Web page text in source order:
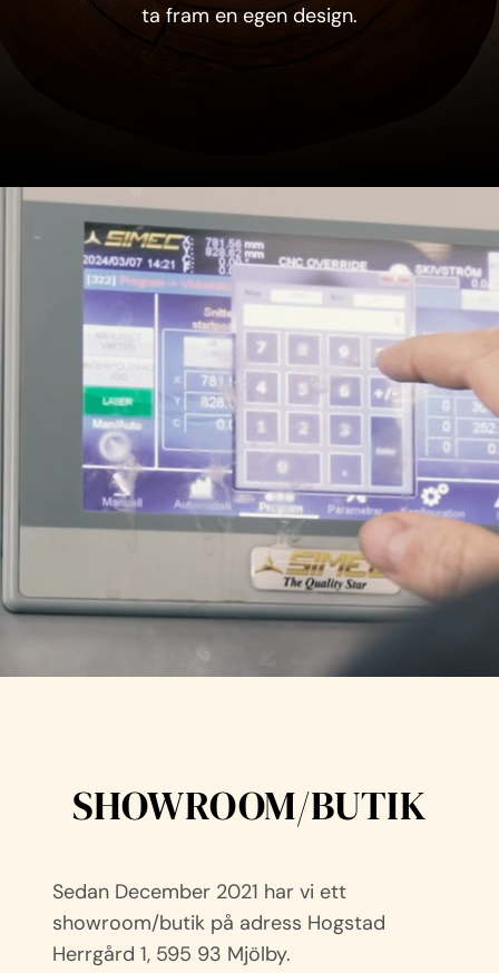
ta fram en egen design.
SHOWROOM/BUTIK
Sedan December 2021 har vi ett
showroom/butik på adress Hogstad
Herrgård 1, 595 93 Mjölby.